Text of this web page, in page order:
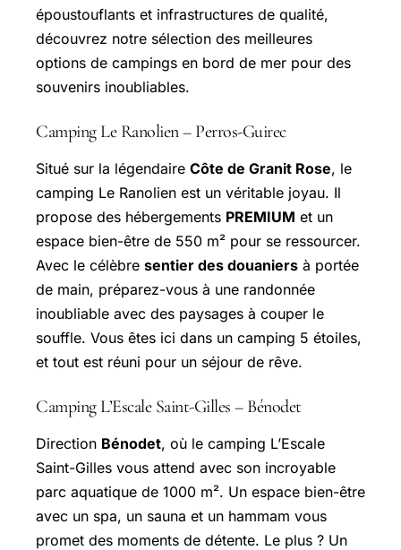
époustouflants et infrastructures de qualité,
découvrez notre sélection des meilleures
options de campings en bord de mer pour des
souvenirs inoubliables.
Camping Le Ranolien – Perros-Guirec
Situé sur la légendaire Côte de Granit Rose, le
camping Le Ranolien est un véritable joyau. Il
propose des hébergements PREMIUM et un
espace bien-être de 550 m² pour se ressourcer.
Avec le célèbre sentier des douaniers à portée
de main, préparez-vous à une randonnée
inoubliable avec des paysages à couper le
souffle. Vous êtes ici dans un camping 5 étoiles,
et tout est réuni pour un séjour de rêve.
Camping L’Escale Saint-Gilles – Bénodet
Direction Bénodet, où le camping L’Escale
Saint-Gilles vous attend avec son incroyable
parc aquatique de 1000 m². Un espace bien-être
avec un spa, un sauna et un hammam vous
promet des moments de détente. Le plus ? Un